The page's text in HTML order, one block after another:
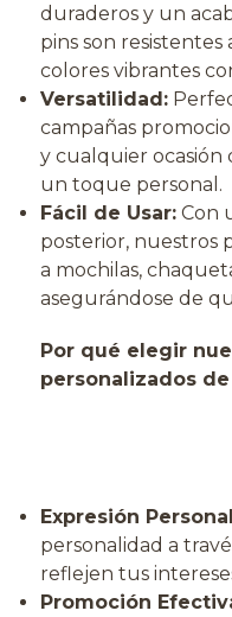
duraderos y un
pins son resistentes
colores vibrantes
Versatilidad:
campañas
y cualquier ocasión
un toque personal.
Fácil de Usar:Con
posterior, nuestros
a mochilas,
asegurándose de
Por qué elegir
personalizados
Expresión
personalidad a
reflejen tus
Promoción